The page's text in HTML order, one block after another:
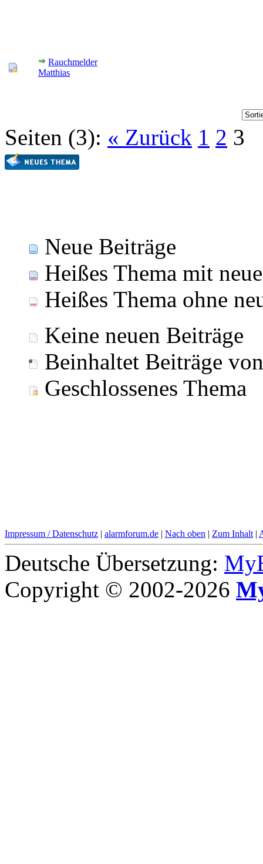
Rauchmelder
Matthias
Seiten (3): « Zurück 1 2 3
Neue Beiträge
Heißes Thema mit
Heißes Thema ohne
Keine neuen Beiträge
Beinhaltet Beiträge
Geschlossenes Thema
Impressum / Datenschutz | alarmforum.de | Nach oben | Zum Inhalt |
Deutsche Übersetzung:
Copyright © 2002-2026